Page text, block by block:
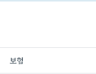
보험